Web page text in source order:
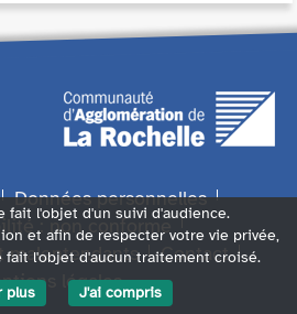
Données personnelles
: non conforme
malentendants
Contact
légales
fait l'objet d'un suivi d'audience.
et afin de respecter votre vie privée,
fait l'objet d'aucun traitement croisé.
plus
J'ai compris